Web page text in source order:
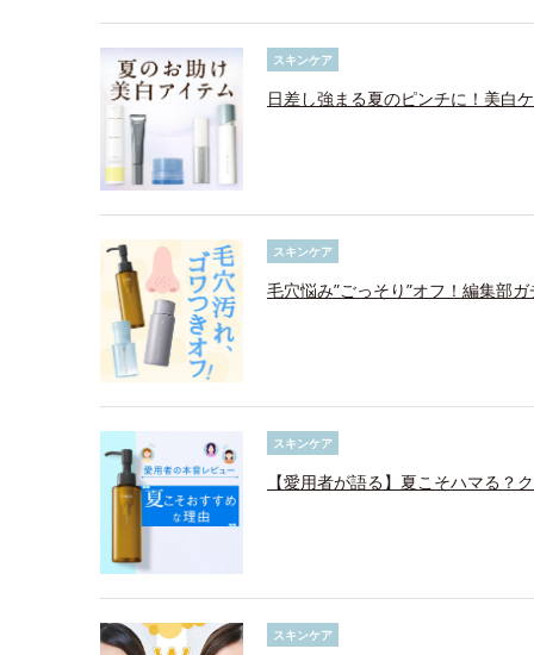
スキンケア
日差し強まる夏のピンチに！美白
スキンケア
毛穴悩み”ごっそり”オフ！編集部
スキンケア
【愛用者が語る】夏こそハマる？
スキンケア